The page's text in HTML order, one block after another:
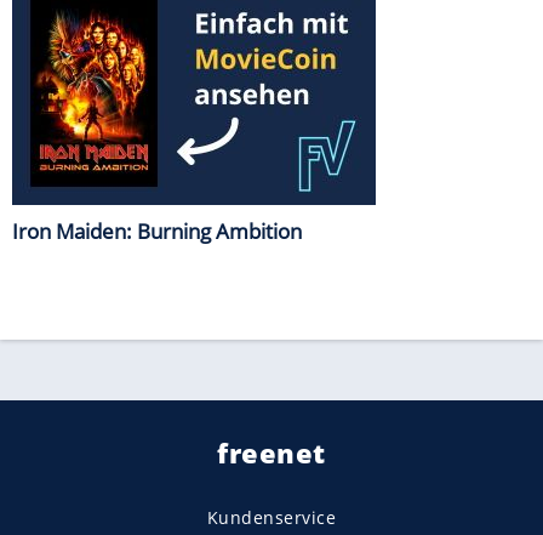
Iron Maiden: Burning Ambition
freenet
Kundenservice